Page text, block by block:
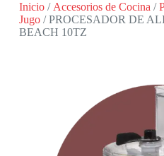
Inicio/ Accesorios de Cocina /
Jugo/ PROCESADOR DE
BEACH 10TZ